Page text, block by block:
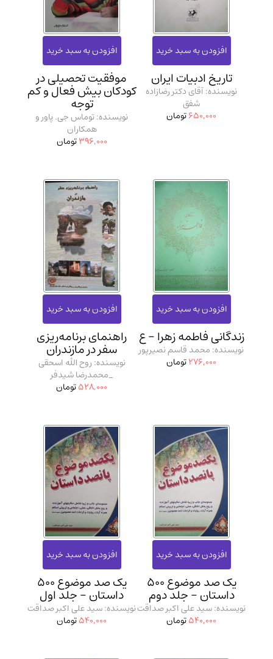
تاریخ ادبیات ایران
نویسنده: آقای دکتر رضازاده
شفق
650,000تومان
موفقیت تحصیلی در
کودکان بیش فعال و کم
توجه
نویسنده: توماس جی. پاور و
همکاران
396,000تومان
زندگانی فاطمه زهرا - ع
نویسنده: محمد قاسم نصیرپور
276,000تومان
راهنمای برنامه‌ریزی
سفر در مازندران
نویسنده: روح الله اسحقی
_محمدرضا شیدفر
528,000تومان
یک صد موضوع 500
داستان - جلد دوم
نویسنده: سید علی اکبر صداقت
540,000تومان
یک صد موضوع 500
داستان - جلد اول
نویسنده: سید علی اکبر صداقت
540,000تومان